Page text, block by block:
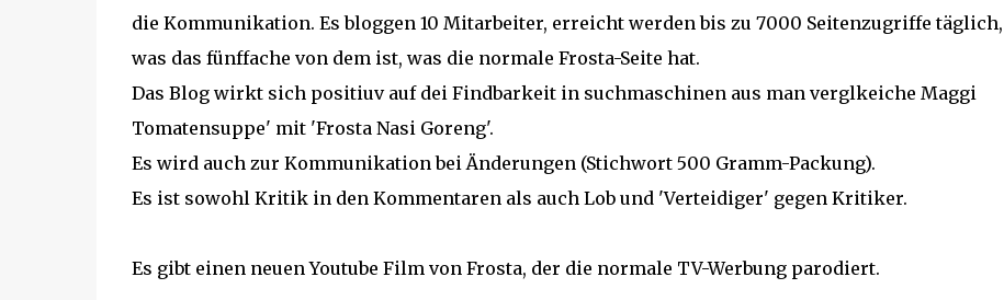
die Kommunikation. Es bloggen 10 Mitarbeiter, erreicht werden bis zu 7000 Seitenzugriffe täglich,
was das fünffache von dem ist, was die normale Frosta-Seite hat.
Das Blog wirkt sich positiuv auf dei Findbarkeit in suchmaschinen aus man verglkeiche Maggi
Tomatensuppe' mit 'Frosta Nasi Goreng'.
Es wird auch zur Kommunikation bei Änderungen (Stichwort 500 Gramm-Packung).
Es ist sowohl Kritik in den Kommentaren als auch Lob und 'Verteidiger' gegen Kritiker.
Es gibt einen neuen Youtube Film von Frosta, der die normale TV-Werbung parodiert.